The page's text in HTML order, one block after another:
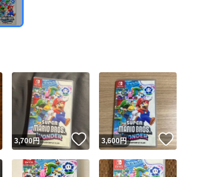
いいね！
3,700円 いいね！
3,600円 いいね！